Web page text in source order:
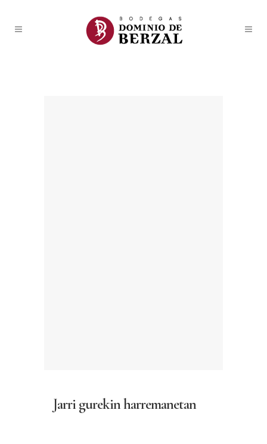
Jarri gurekin harremanetan